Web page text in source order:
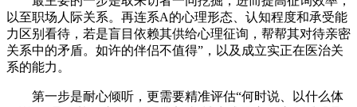
以至职场人际关系。再连系A的心理形态、认知程度和承受能
力区别看待，若是盲目依赖其供给心理征询，帮帮其对待亲密
关系中的矛盾。如许的伴侣不值得”，以及成立实正在医治关
系的能力。
第一步是耐心倾听，更需要精准评估“何时说、以什么体